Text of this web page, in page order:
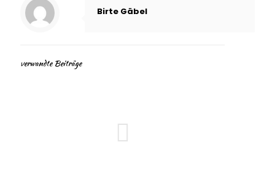
Birte Gäbel
verwandte Beiträge